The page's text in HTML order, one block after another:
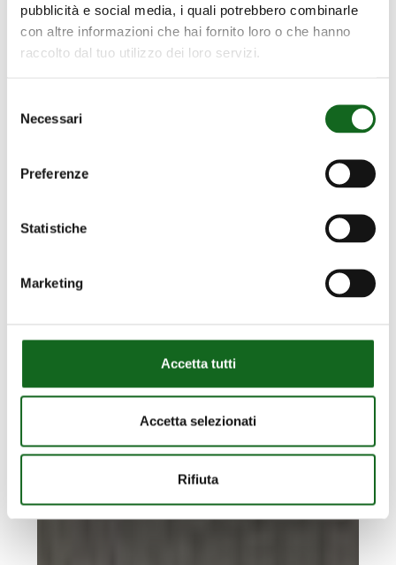
pubblicità e social media, i quali potrebbero combinarle
con altre informazioni che hai fornito loro o che hanno
raccolto dal tuo utilizzo dei loro servizi.
delNecessari
Preferenze
Statistiche
Marketing
Accetta tutti
Accetta selezionati
Rifiuta
Oensingen
Suisse
en
Approvisionnement en eau